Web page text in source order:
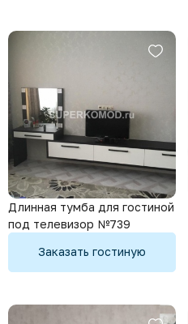
Длинная тумба для гостиной
под телевизор №739
Заказать гостиную